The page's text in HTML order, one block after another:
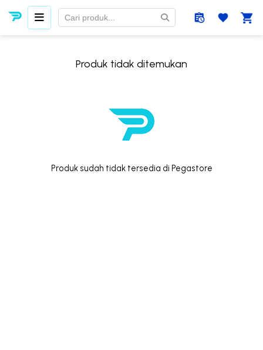
Produk tidak ditemukan
Produk sudah tidak tersedia di Pegastore